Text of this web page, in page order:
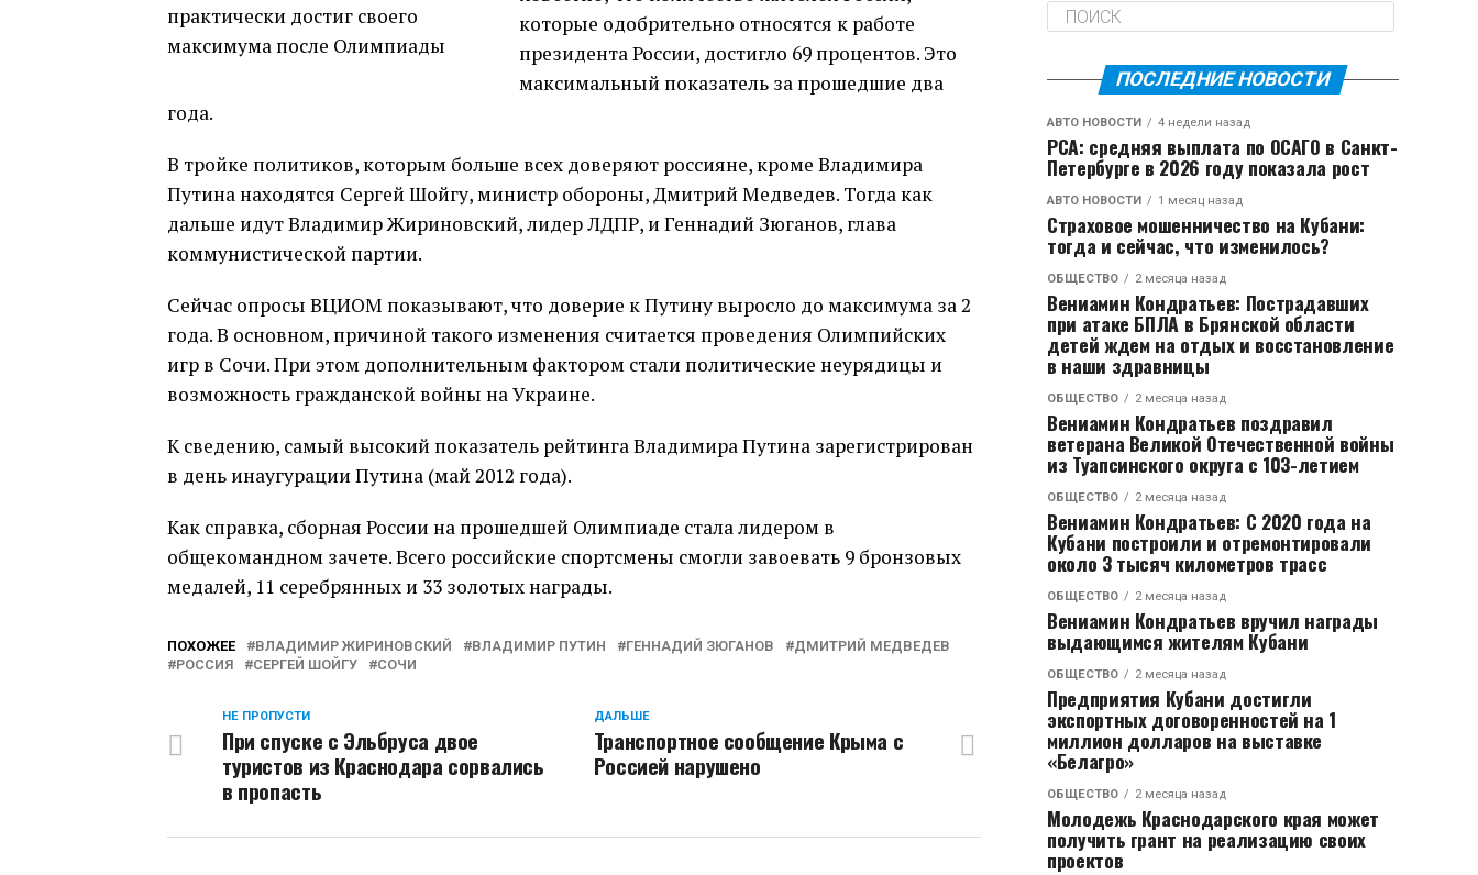
которые одобрительно относятся к работе
президента России, достигло 69 процентов. Это
максимальный показатель за прошедшие два
года.
В тройке политиков, которым больше всех доверяют россияне, кроме Владимира
Путина находятся Сергей Шойгу, министр обороны, Дмитрий Медведев. Тогда как
дальше идут Владимир Жириновский, лидер ЛДПР, и Геннадий Зюганов, глава
коммунистической партии.
Сейчас опросы ВЦИОМ показывают, что доверие к Путину выросло до максимума за 2
года. В основном, причиной такого изменения считается проведения Олимпийских
игр в Сочи. При этом дополнительным фактором стали политические неурядицы и
возможность гражданской войны на Украине.
К сведению, самый высокий показатель рейтинга Владимира Путина зарегистрирован
в день инаугурации Путина (май 2012 года).
Как справка, сборная России на прошедшей Олимпиаде стала лидером в
общекомандном зачете. Всего российские спортсмены смогли завоевать 9 бронзовых
медалей, 11 серебрянных и 33 золотых награды.
ПОХОЖЕЕ ВЛАДИМИР ЖИРИНОВСКИЙ ВЛАДИМИР ПУТИН ГЕННАДИЙ ЗЮГАНОВ
ДМИТРИЙ МЕДВЕДЕВ
РОССИЯ
СЕРГЕЙ ШОЙГУ СОЧИ
ДАЛЬШЕ
Транспортное сообщение Крыма с
Россией нарушено
НЕ ПРОПУСТИ
При спуске с Эльбруса двое
туристов из Краснодара сорвались
в пропасть
ПОСЛЕДНИЕ НОВОСТИ
АВТО НОВОСТИ 4 недели назад
РСА: средняя выплата по ОСАГО в Санкт-
Петербурге в 2026 году показала рост
АВТО НОВОСТИ 1 месяц назад
Страховое мошенничество на Кубани:
тогда и сейчас, что изменилось?
ОБЩЕСТВО 2 месяца назад
Вениамин Кондратьев: Пострадавших
при атаке БПЛА в Брянской области
детей ждем на отдых и восстановление
в наши здравницы
ОБЩЕСТВО 2 месяца назад
Вениамин Кондратьев поздравил
ветерана Великой Отечественной войны
из Туапсинского округа с 103-летием
ОБЩЕСТВО 2 месяца назад
Вениамин Кондратьев: С 2020 года на
Кубани построили и отремонтировали
около 3 тысяч километров трасс
ОБЩЕСТВО 2 месяца назад
Вениамин Кондратьев вручил награды
выдающимся жителям Кубани
ОБЩЕСТВО 2 месяца назад
Предприятия Кубани достигли
экспортных договоренностей на 1
миллион долларов на выставке
«Белагро»
ОБЩЕСТВО 2 месяца назад
Молодежь Краснодарского края может
получить грант на реализацию своих
проектов